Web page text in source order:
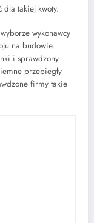
dla takiej kwoty.
wykonawcy
na budowie.
i sprawdzony
przebiegły
firmy takie